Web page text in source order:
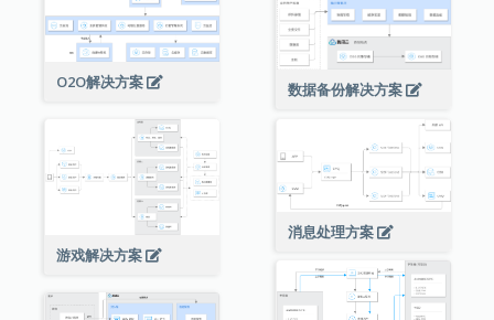
O2O解决方案 数据备份解决方案
游戏解决方案
消息处理方案